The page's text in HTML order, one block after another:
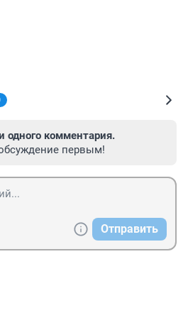
одного комментария.
первым!
Отправить